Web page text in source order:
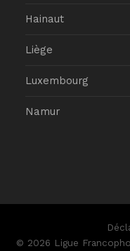
Hainaut
Liège
Luxembourg
Namur
© 2026 Ligue